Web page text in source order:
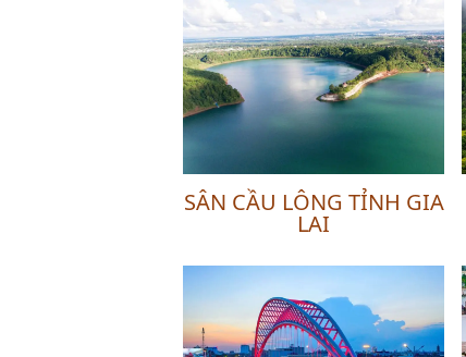
SÂN CẦU LÔNG TỈNH GIA
LAI